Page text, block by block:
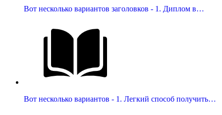
Вот несколько вариантов заголовков - 1. Диплом в…
Вот несколько вариантов - 1. Легкий способ получить…